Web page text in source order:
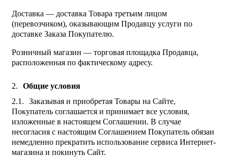
Доставка — доставка Товара третьим лицом
(перевозчиком), оказывающим Продавцу услуги по
доставке Заказа Покупателю.
Розничный магазин — торговая площадка Продавца,
расположенная по фактическому адресу.
Общие условия
Заказывая и приобретая Товары на Сайте,
Покупатель соглашается и принимает все условия,
изложенные в настоящем Соглашении. В случае
несогласия с настоящим Соглашением Покупатель обязан
немедленно прекратить использование сервиса Интернет-
магазина и покинуть Сайт.